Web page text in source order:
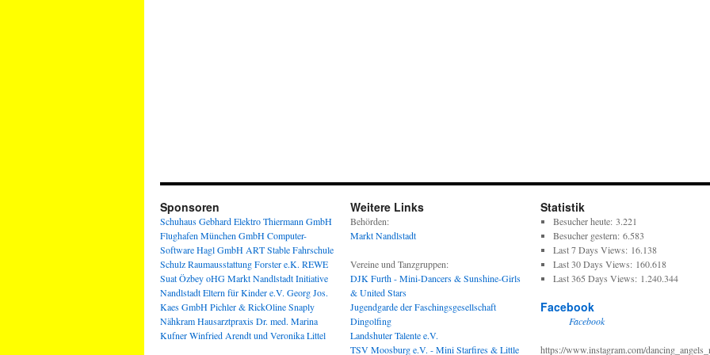
Sponsoren
Schuhaus GebhardElektro Thiermann GmbH
Flughafen München GmbHComputer-
Software Hagl GmbH ART StableFahrschule
SchulzRaumausstattung Forster e.K. REWE
Suat Özbey oHGMarkt NandlstadtInitiative
Nandlstadt Eltern für Kinder e.V. Georg Jos.
Kaes GmbHPichler & RickOlineSnaply
NähkramHausarztpraxis Dr. med. Marina
KufnerWinfried Arendt und Veronika Littel
Weitere Links
Behörden:
Markt Nandlstadt
Vereine und Tanzgruppen:
DJK Furth - Mini-Dancers & Sunshine-Girls
& United Stars
Jugendgarde der Faschingsgesellschaft
Dingolfing
Landshuter Talente e.V.
TSV Moosburg e.V. - Mini Starfires & Little
Statistik
Besucher heute: 3.221
Besucher gestern: 6.583
Last 7 Days Views: 16.138
Last 30 Days Views: 160.618
Last 365 Days Views: 1.240.344
Facebook
Facebook
https://www.instagram.com/